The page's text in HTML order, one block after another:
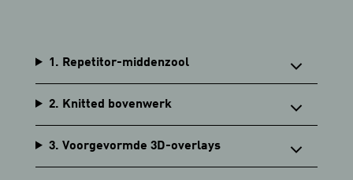
1. Repetitor-middenzool
2. Knitted bovenwerk
3. Voorgevormde 3D-overlays